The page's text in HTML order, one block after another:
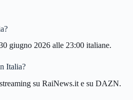
giugno 2026 alle 23:00 italiane.
Italia?
su RaiNews.it e su DAZN.